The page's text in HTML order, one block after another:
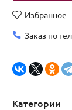
Избранное
Заказ по
Категории